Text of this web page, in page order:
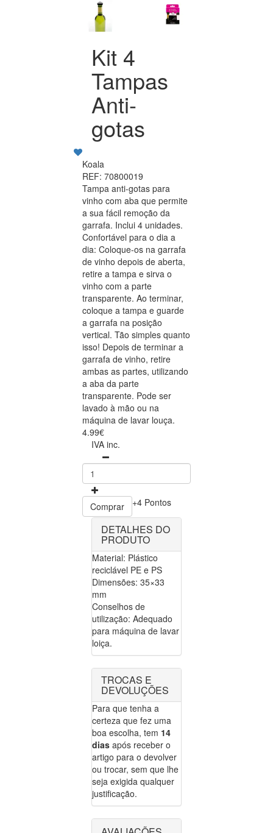
Kit 4
Tampas
Anti-
gotas
Koala
REF: 70800019
Tampa anti-gotas para
vinho com aba que permite
a sua fácil remoção da
garrafa. Inclui 4 unidades.
Confortável para o dia a
dia: Coloque-os na garrafa
de vinho depois de aberta,
retire a tampa e sirva o
vinho com a parte
transparente. Ao terminar,
coloque a tampa e guarde
a garrafa na posição
vertical. Tão simples quanto
isso! Depois de terminar a
garrafa de vinho, retire
ambas as partes, utilizando
a aba da parte
transparente. Pode ser
lavado à mão ou na
máquina de lavar louça.
4.99€
IVA inc.
Comprar +4 Pontos
DETALHES DO
PRODUTO
Material: Plástico
reciclável PE e PS
Dimensões: 35×33
mm
Conselhos de
utilização: Adequado
para máquina de lavar
loiça.
TROCAS E
DEVOLUÇÕES
Para que tenha a
certeza que fez uma
boa escolha, tem 14
dias após receber o
artigo para o devolver
ou trocar, sem que lhe
seja exigida qualquer
justificação.